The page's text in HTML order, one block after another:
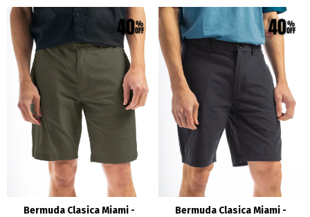
Bermuda Clasica Miami -
Bermuda Clasica Miami -